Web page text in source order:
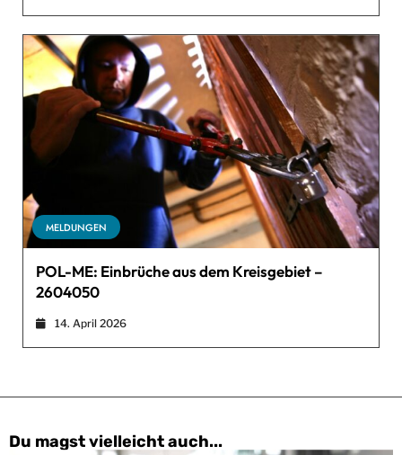
MELDUNGEN
POL-ME: Einbrüche aus dem Kreisgebiet –
2604050
14. April 2026
Du magst vielleicht auch...